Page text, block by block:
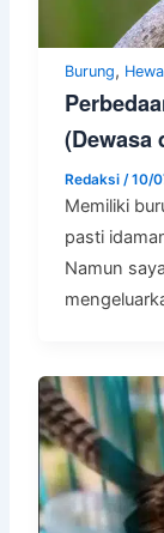
Burung,
(Dewasa
Redaksi/10/
Memiliki
pasti
Namun